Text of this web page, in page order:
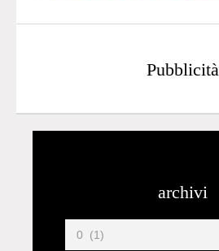
Pubblicità
archivi